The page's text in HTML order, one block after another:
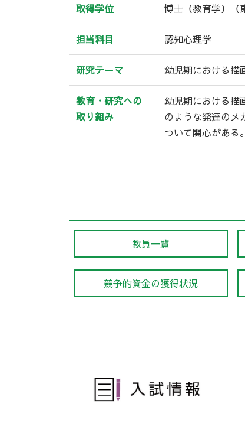
取得学位 博士（教育学）（
担当科目 認知心理学
研究テーマ 幼児期における描
教育・研究への
取り組み
幼児期における描
のような発達のメ
ついて関心がある
教員一覧
競争的資金の獲得状況